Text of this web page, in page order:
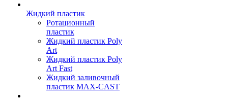
Жидкий пластик
Ротационный
пластик
Жидкий пластик Poly
Art
Жидкий пластик Poly
Art Fast
Жидкий заливочный
пластик MAX-CAST